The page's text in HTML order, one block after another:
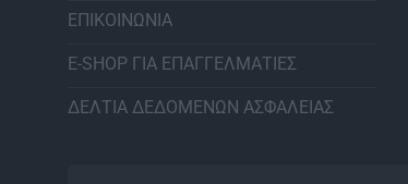
ΕΠΙΚΟΙΝΩΝΙΑ
E-SHOP ΓΙΑ ΕΠΑΓΓΕΛΜΑΤΙΕΣ
ΔΕΛΤΙΑ ΔΕΔΟΜΕΝΩΝ ΑΣΦΑΛΕΙΑΣ